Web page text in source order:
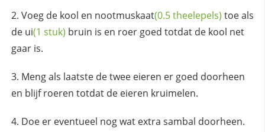
Voeg de kool en nootmuskaat(0.5 theelepels) toe als
de ui(1 stuk) bruin is en roer goed totdat de kool net
gaar is.
Meng als laatste de twee eieren er goed doorheen
en blijf roeren totdat de eieren kruimelen.
Doe er eventueel nog wat extra sambal doorheen.